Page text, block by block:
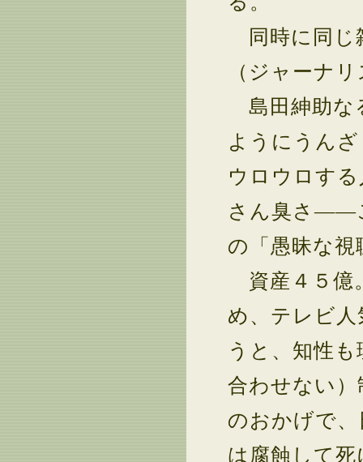
同時に同じ
（ジャーナ
島田紳助な
ようにうん
ウロウロす
さん臭さ――
の「愚昧な
資産４５億
め、テレビ
うと、知性
合わせない
のおかげで
は腐蝕して